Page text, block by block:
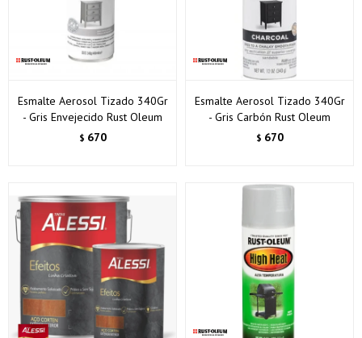
Esmalte Aerosol Tizado 340Gr
- Gris Envejecido Rust Oleum
$ 670
Esmalte Aerosol Tizado 340Gr
- Gris Carbón Rust Oleum
$ 670
Fecha de nacimiento
Día Año
Elegís Pago Después como metodo de pago
* sujeto a aprobación crediticia. El monto disponible